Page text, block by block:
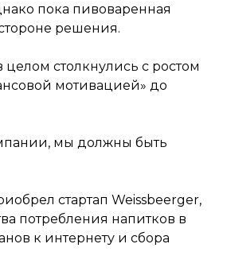
пока пивоваренная
решения.
целом столкнулись с ростом
мотивацией» до
мы должны быть
стартап Weissbeerger,
потребления напитков в
к интернету и сбора